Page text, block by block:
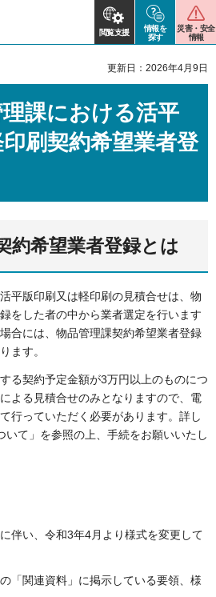
閲覧支援
情報を
探す
災害・安全
情報
更新日：2026年4月9日
課における活平
刷契約希望業者登
約希望業者登録とは
平版印刷又は軽印刷の見積合せは、物
をした者の中から業者選定を行います
合には、物品管理課契約希望業者登録
ます。
る契約予定金額が3万円以上のものにつ
よる見積合せのみとなりますので、電
行っていただく必要があります。詳し
いて」を参照の上、手続をお願いいたし
伴い、令和3年4月より様式を変更して
「関連資料」に掲示している要領、様